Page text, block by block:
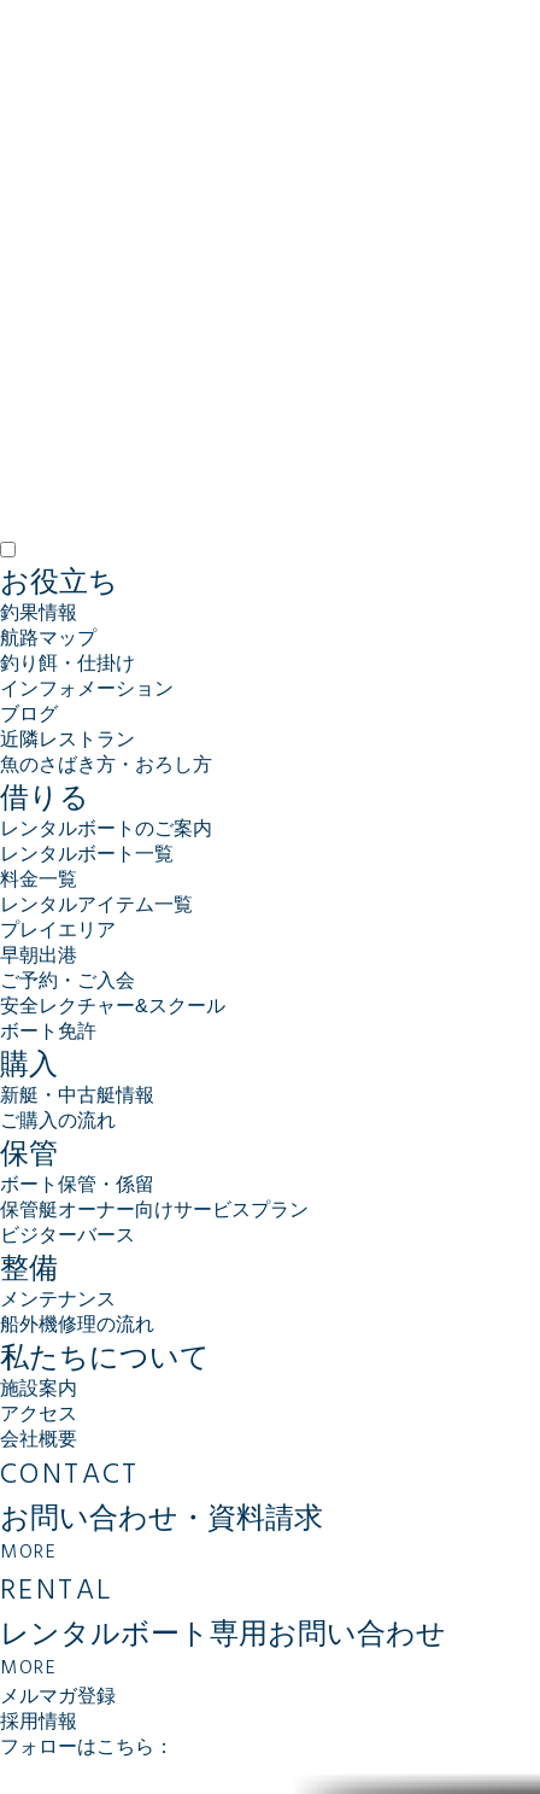
お役立ち
釣果情報
航路マップ
釣り餌・仕掛け
インフォメーション
ブログ
近隣レストラン
魚のさばき方・おろし方
借りる
レンタルボートのご案内
レンタルボート一覧
料金一覧
レンタルアイテム一覧
プレイエリア
早朝出港
ご予約・ご入会
安全レクチャー&スクール
ボート免許
購入
新艇・中古艇情報
ご購入の流れ
保管
ボート保管・係留
保管艇オーナー向けサービスプラン
ビジターバース
整備
メンテナンス
船外機修理の流れ
私たちについて
施設案内
アクセス
会社概要
CONTACT
お問い合わせ・資料請求
MORE
RENTAL
レンタルボート専用 お問い合わせ
MORE
メルマガ登録
採用情報
フォローはこちら：